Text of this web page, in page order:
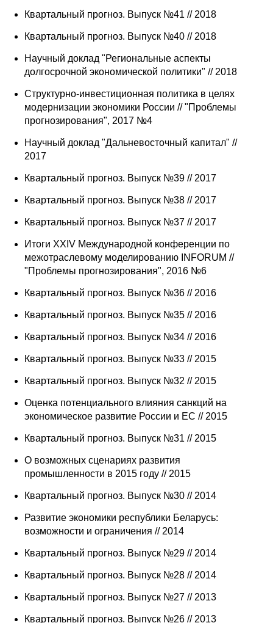
Квартальный прогноз. Выпуск №41 // 2018
Квартальный прогноз. Выпуск №40 // 2018
Научный доклад "Региональные аспекты
долгосрочной экономической политики" // 2018
Структурно-инвестиционная политика в целях
модернизации экономики России // "Проблемы
прогнозирования", 2017 №4
Научный доклад "Дальневосточный капитал" //
2017
Квартальный прогноз. Выпуск №39 // 2017
Квартальный прогноз. Выпуск №38 // 2017
Квартальный прогноз. Выпуск №37 // 2017
Итоги XXIV Международной конференции по
межотраслевому моделированию INFORUM //
"Проблемы прогнозирования", 2016 №6
Квартальный прогноз. Выпуск №36 // 2016
Квартальный прогноз. Выпуск №35 // 2016
Квартальный прогноз. Выпуск №34 // 2016
Квартальный прогноз. Выпуск №33 // 2015
Квартальный прогноз. Выпуск №32 // 2015
Оценка потенциального влияния санкций на
экономическое развитие России и ЕС // 2015
Квартальный прогноз. Выпуск №31 // 2015
О возможных сценариях развития
промышленности в 2015 году // 2015
Квартальный прогноз. Выпуск №30 // 2014
Развитие экономики республики Беларусь:
возможности и ограничения // 2014
Квартальный прогноз. Выпуск №29 // 2014
Квартальный прогноз. Выпуск №28 // 2014
Квартальный прогноз. Выпуск №27 // 2013
Квартальный прогноз. Выпуск №26 // 2013